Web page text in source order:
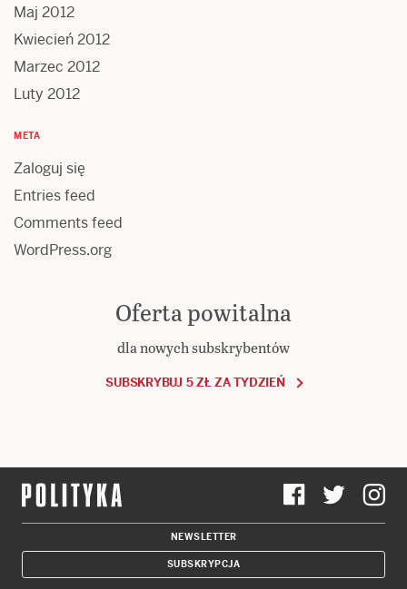
Maj 2012
Kwiecień 2012
Marzec 2012
Luty 2012
META
Zaloguj się
Entries feed
Comments feed
WordPress.org
Oferta powitalna
dla nowych subskrybentów
SUBSKRYBUJ 5 ZŁ ZA TYDZIEŃ
NEWSLETTER
SUBSKRYPCJA